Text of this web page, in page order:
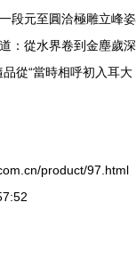
段元至圓洽極雕立峰姿
：從水界卷到金塵歲深
從“當時相呼初入耳大
product/97.html